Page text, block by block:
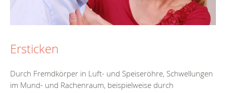
Ersticken
Durch Fremdkörper in Luft- und Speiseröhre, Schwellungen
im Mund- und Rachenraum, beispielweise durch